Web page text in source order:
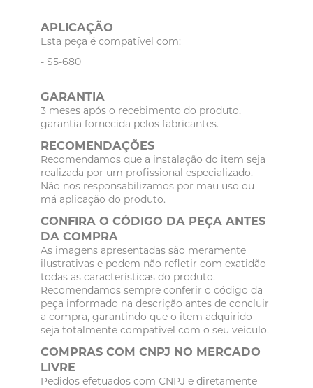
APLICAÇÃO
Esta peça é compatível com:
- S5-680
GARANTIA
3 meses após o recebimento do produto,
garantia fornecida pelos fabricantes.
RECOMENDAÇÕES
Recomendamos que a instalação do item seja
realizada por um profissional especializado.
Não nos responsabilizamos por mau uso ou
má aplicação do produto.
CONFIRA O CÓDIGO DA PEÇA ANTES
DA COMPRA
As imagens apresentadas são meramente
ilustrativas e podem não refletir com exatidão
todas as características do produto.
Recomendamos sempre conferir o código da
peça informado na descrição antes de concluir
a compra, garantindo que o item adquirido
seja totalmente compatível com o seu veículo.
COMPRAS COM CNPJ NO MERCADO
LIVRE
Pedidos efetuados com CNPJ e diretamente